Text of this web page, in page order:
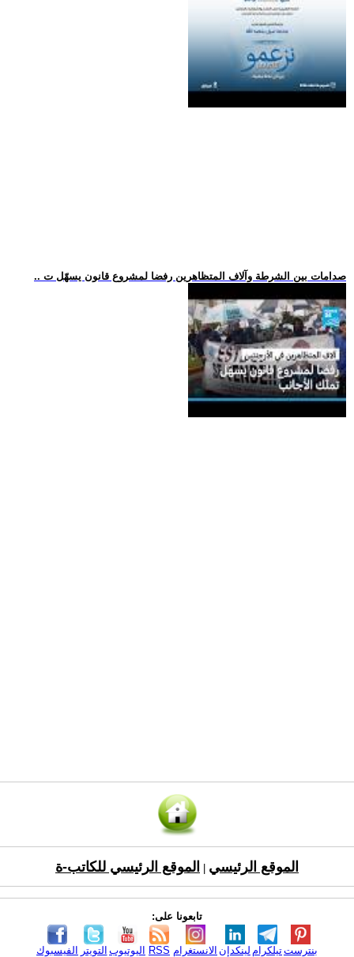
.. صدامات بين الشرطة وآلاف المتظاهرين رفضا لمشروع قانون يسهّل ت
الموقع الرئيسي الموقع الرئيسي للكاتب-ة
تابعونا على:
الفيسبوك التويتر اليوتيوب RSS الانستغرام لينكدإن تيلكرامبنترست